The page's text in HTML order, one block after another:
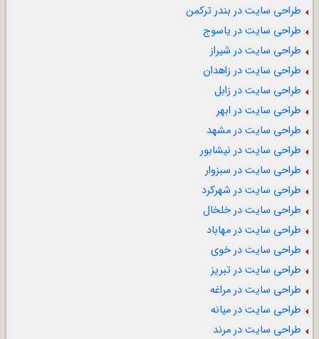
طراحی سایت در بندر ترکمن
طراحی سایت در یاسوج
طراحی سایت در شیراز
طراحی سایت در زاهدان
طراحی سایت در زابل
طراحی سایت در ابهر
طراحی سایت در مشهد
طراحی سایت در نیشابور
طراحی سایت در سبزوار
طراحی سایت در شهرکرد
طراحی سایت در خلخال
طراحی سایت در مهاباد
طراحی سایت در خوی
طراحی سایت در تبریز
طراحی سایت در مراغه
طراحی سایت در میانه
طراحی سایت در مرند